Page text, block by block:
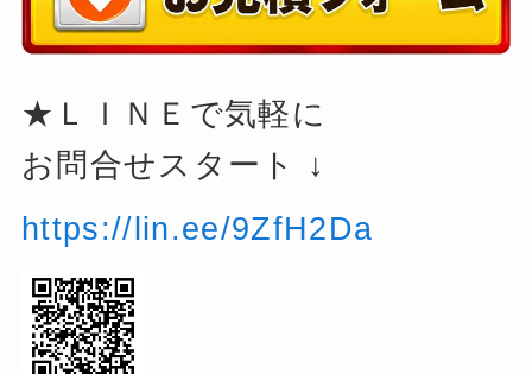
★ＬＩＮＥで気軽に
お問合せスタート ↓
https://lin.ee/9ZfH2Da